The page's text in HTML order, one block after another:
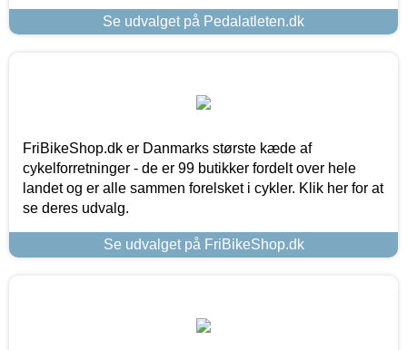
Se udvalget på Pedalatleten.dk
FriBikeShop.dk er Danmarks største kæde af
cykelforretninger - de er 99 butikker fordelt over hele
landet og er alle sammen forelsket i cykler. Klik her for at
se deres udvalg.
Se udvalget på FriBikeShop.dk